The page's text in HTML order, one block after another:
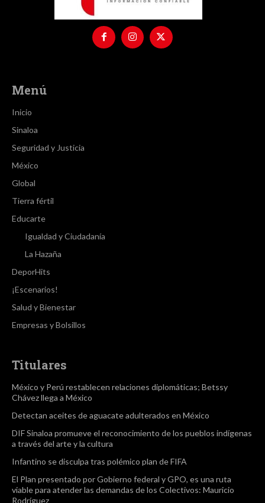
Menú
Inicio
Sinaloa
Seguridad y Justicia
México
Global
Tierra fértil
Educarte
Igualdad y Ciudadanía
La Hazaña
DeporHits
¡Escenarios!
Salud y Bienestar
Empresas y Bolsillos
Titulares
México y Perú restablecen relaciones diplomáticas; Betssy
Chávez llega a México
Detectan aceites de aguacate adulterados en México
DIF Sinaloa promueve el reconocimiento de los pueblos indígenas
a través del arte y la cultura
Infantino se disculpa tras polémico plan de FIFA
El Plan presentado por Gobierno federal y GPO, es una ruta
viable para atender las demandas de los Colectivos: Mauricio
Rodríguez